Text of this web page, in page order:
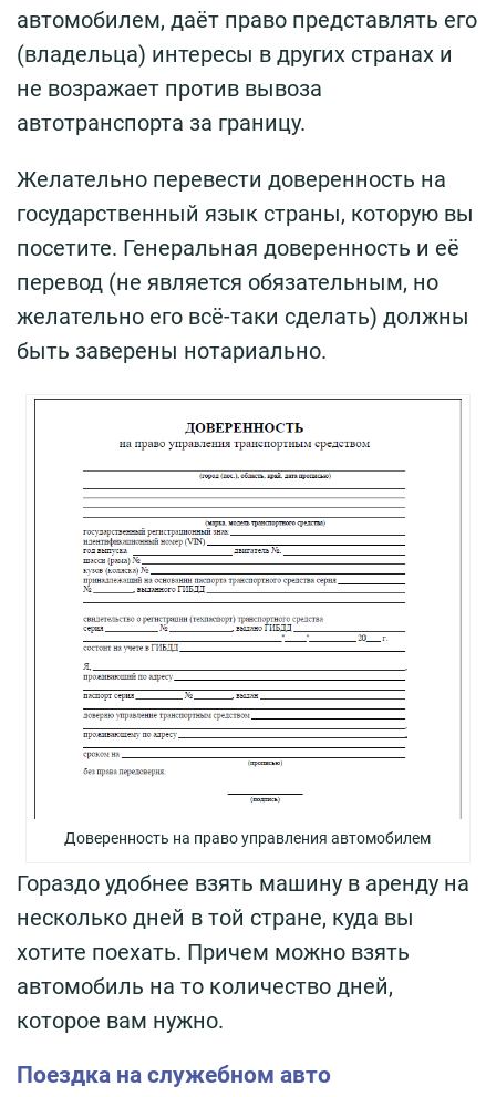
автомобилем, даёт право представлять его
(владельца) интересы в других странах и
не возражает против вывоза
автотранспорта за границу.
Желательно перевести доверенность на
государственный язык страны, которую вы
посетите. Генеральная доверенность и её
перевод (не является обязательным, но
желательно его всё-таки сделать) должны
быть заверены нотариально.
Доверенность на право управления автомобилем
Гораздо удобнее взять машину в аренду на
несколько дней в той стране, куда вы
хотите поехать. Причем можно взять
автомобиль на то количество дней,
которое вам нужно.
Поездка на служебном авто